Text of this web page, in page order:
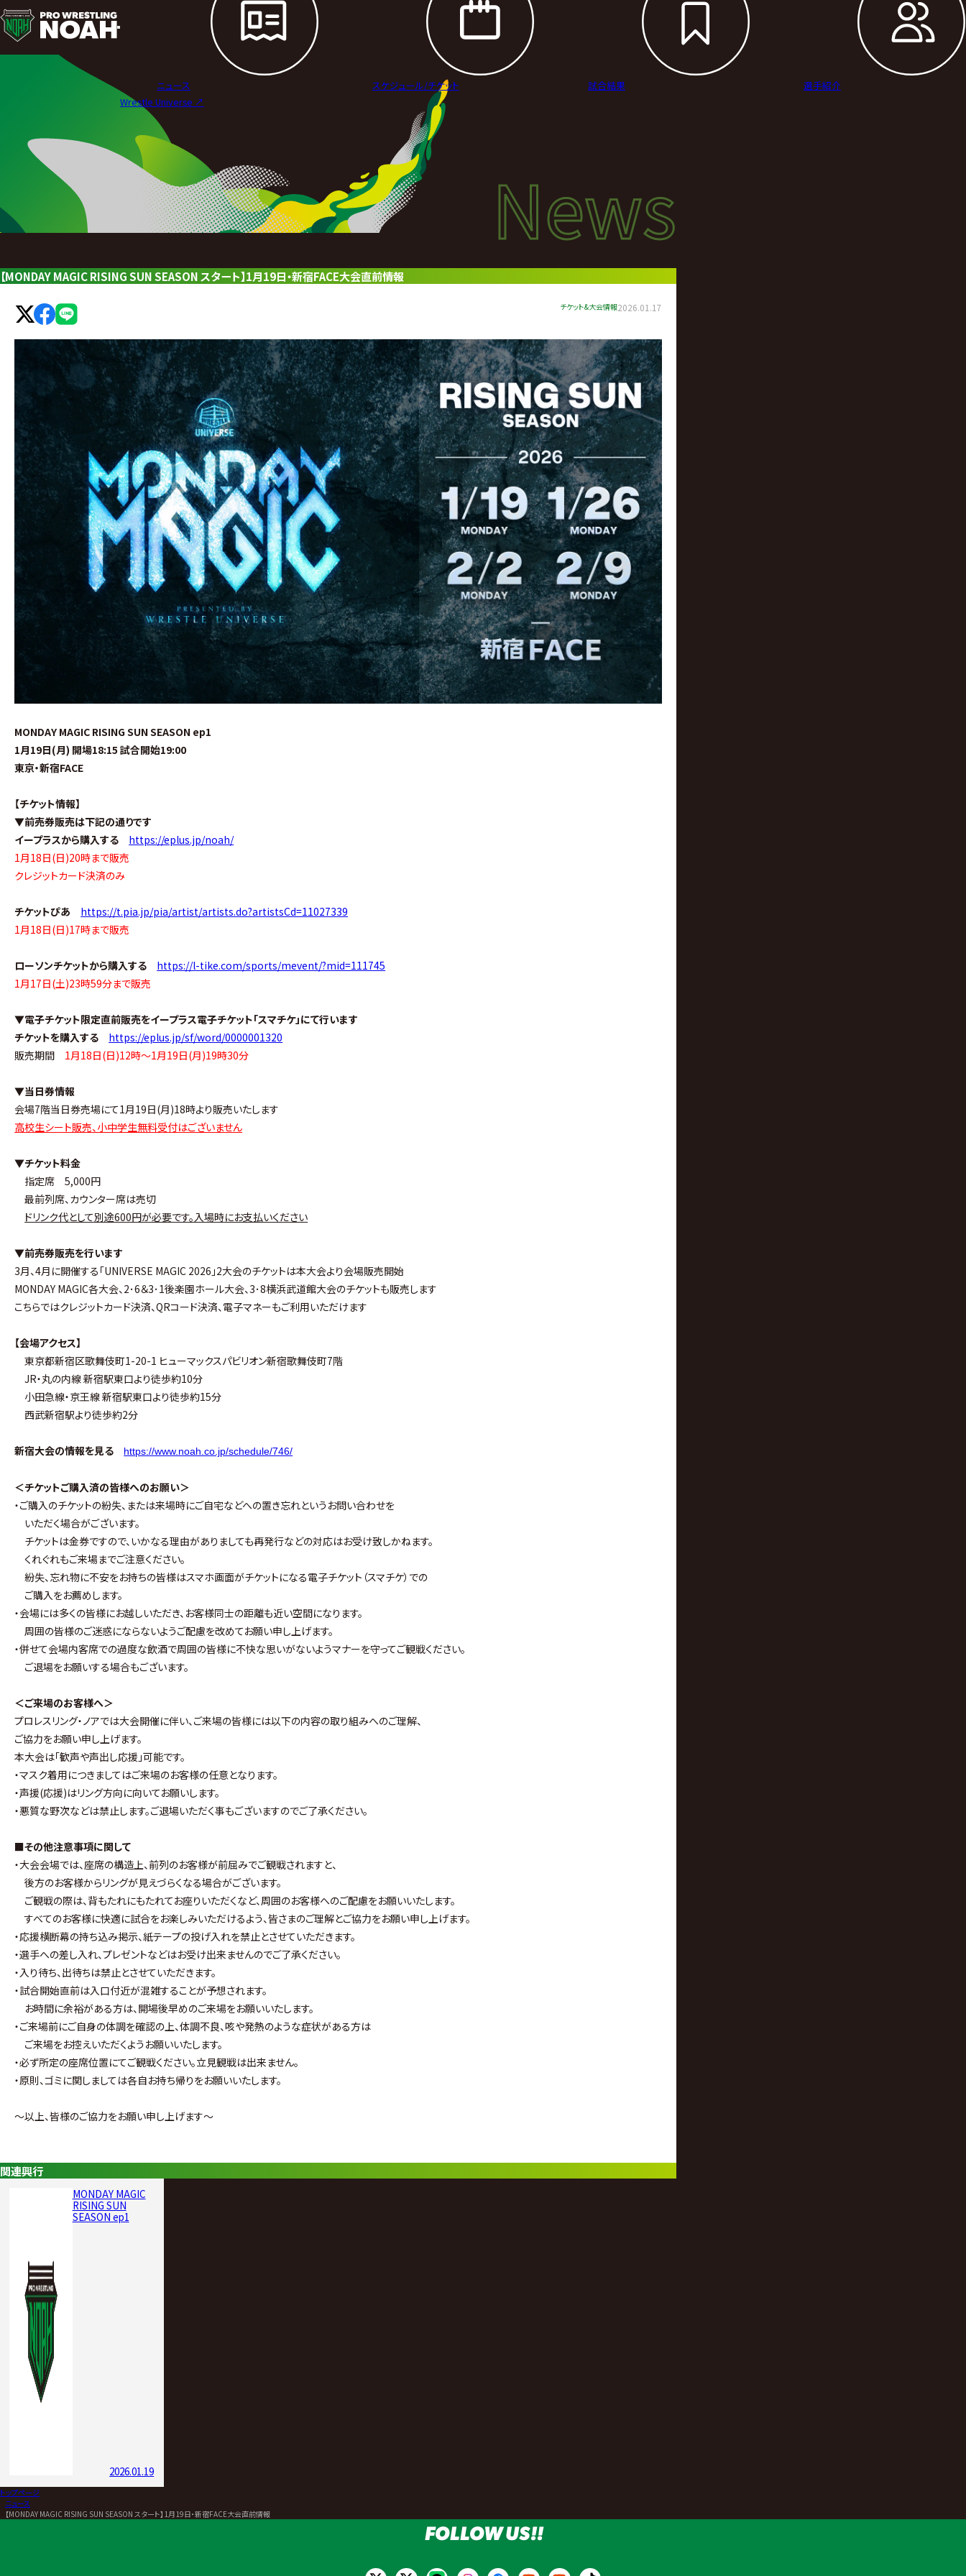
ニ
ュ
レ
ス
リ
グ・
式
サ
イ
ト
ニュース スケジュール/チケット 試合結果
選手紹介
Wrestle Universe ↗︎
Newsニュース
News
【MONDAY MAGIC RISING SUN SEASON スタート】1月19日・新宿FACE大会直前情報
チケット&大会情報2026.01.17
MONDAY MAGIC RISING SUN SEASON ep1
1月19日(月) 開場18:15 試合開始19:00
東京・新宿FACE
【チケット情報】
▼前売券販売は下記の通りです
イープラスから購入する
https://eplus.jp/noah/
1月18日(日)20時まで販売
クレジットカード決済のみ
チケットぴあ
https://t.pia.jp/pia/artist/artists.do?artistsCd=11027339
1月18日(日)17時まで販売
ローソンチケットから購入する
https://l-tike.com/sports/mevent/?mid=111745
1月17日(土)23時59分まで販売
▼電子チケット限定直前販売をイープラス電子チケット「スマチケ」にて行います
チケットを購入する
https://eplus.jp/sf/word/0000001320
販売期間 1月18日(日)12時〜1月19日(月)19時30分
▼当日券情報
会場7階当日券売場にて1月19日(月)18時より販売いたします
高校生シート販売、小中学生無料受付はございません
▼チケット料金
指定席 5,000円
最前列席、カウンター席は売切
ドリンク代として別途600円が必要です。入場時にお支払いください
▼前売券販売を行います
3月、4月に開催する「UNIVERSE MAGIC 2026」2大会のチケットは本大会より会場販売開始
MONDAY MAGIC各大会、2･6＆3･1後楽園ホール大会、3･8横浜武道館大会のチケットも販売します
こちらではクレジットカード決済、QRコード決済、電子マネーもご利用いただけます
【会場アクセス】
東京都新宿区歌舞伎町1-20-1 ヒューマックスパビリオン新宿歌舞伎町7階
JR・丸の内線 新宿駅東口より徒歩約10分
小田急線・京王線 新宿駅東口より徒歩約15分
西武新宿駅より徒歩約2分
新宿大会の情報を見る https://www.noah.co.jp/schedule/746/
＜チケットご購入済の皆様へのお願い＞
・ご購入のチケットの紛失、または来場時にご自宅などへの置き忘れというお問い合わせを
いただく場合がございます。
チケットは金券ですので、いかなる理由がありましても再発行などの対応はお受け致しかねます。
くれぐれもご来場までご注意ください。
紛失、忘れ物に不安をお持ちの皆様はスマホ画面がチケットになる電子チケット（スマチケ）での
ご購入をお薦めします。
・会場には多くの皆様にお越しいただき、お客様同士の距離も近い空間になります。
周囲の皆様のご迷惑にならないようご配慮を改めてお願い申し上げます。
・併せて会場内客席での過度な飲酒で周囲の皆様に不快な思いがないようマナーを守ってご観戦ください。
ご退場をお願いする場合もございます。
＜ご来場のお客様へ＞
プロレスリング・ノアでは大会開催に伴い、ご来場の皆様には以下の内容の取り組みへのご理解、
ご協力をお願い申し上げます。
本大会は｢歓声や声出し応援｣可能です。
・マスク着用につきましてはご来場のお客様の任意となります。
・声援(応援)はリング方向に向いてお願いします。
・悪質な野次などは禁止します。ご退場いただく事もございますのでご了承ください。
■その他注意事項に関して
・大会会場では、座席の構造上、前列のお客様が前屈みでご観戦されますと、
後方のお客様からリングが見えづらくなる場合がございます。
ご観戦の際は、背もたれにもたれてお座りいただくなど、周囲のお客様へのご配慮をお願いいたします。
すべてのお客様に快適に試合をお楽しみいただけるよう、皆さまのご理解とご協力をお願い申し上げます。
・応援横断幕の持ち込み掲示、紙テープの投げ入れを禁止とさせていただきます。
・選手への差し入れ、プレゼントなどはお受け出来ませんのでご了承ください。
・入り待ち、出待ちは禁止とさせていただきます。
・試合開始直前は入口付近が混雑することが予想されます。
お時間に余裕がある方は、開場後早めのご来場をお願いいたします。
・ご来場前にご自身の体調を確認の上、体調不良、咳や発熱のような症状がある方は
ご来場をお控えいただくようお願いいたします。
・必ず所定の座席位置にてご観戦ください。立見観戦は出来ません。
・原則、ゴミに関しましては各自お持ち帰りをお願いいたします。
～以上、皆様のご協力をお願い申し上げます～
関連興行
MONDAY MAGIC
RISING SUN
SEASON ep1
2026.01.19
トップページ
ニュース
【MONDAY MAGIC RISING SUN SEASON スタート】1月19日・新宿FACE大会直前情報
FOLLOW US!!